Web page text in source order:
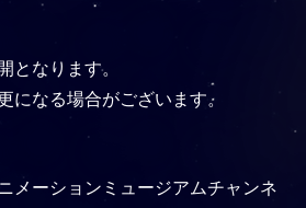
となります。
になる場合がございます。
メーションミュージアムチャンネ